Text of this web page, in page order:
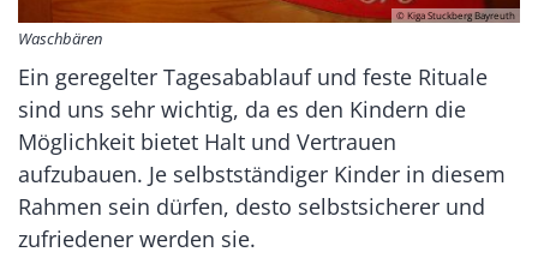
© Kiga Stuckberg Bayreuth
Waschbären
Ein geregelter Tagesabablauf und feste Rituale
sind uns sehr wichtig, da es den Kindern die
Möglichkeit bietet Halt und Vertrauen
aufzubauen. Je selbstständiger Kinder in diesem
Rahmen sein dürfen, desto selbstsicherer und
zufriedener werden sie.